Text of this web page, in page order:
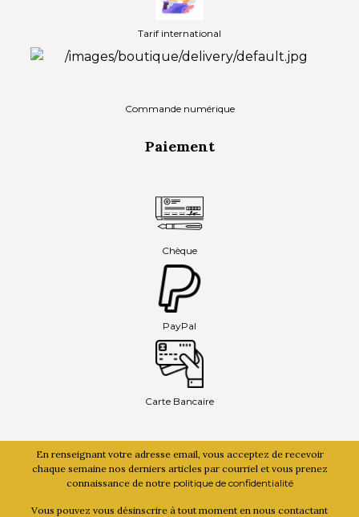
Tarif international
Commande numérique
Paiement
Chèque
PayPal
Carte Bancaire
En renseignant votre adresse email, vous acceptez de recevoir
chaque semaine nos derniers articles par courriel et vous prenez
connaissance de notre politique de confidentialité
Vous pouvez vous désinscrire à tout moment en nous contactant